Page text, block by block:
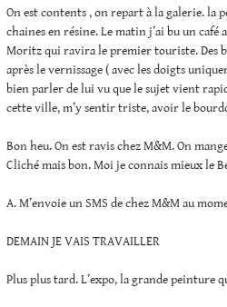
On est contents , on repart à la galerie. la
chaines en résine. Le matin j’ai bu un café
Moritz qui ravira le premier touriste. Des
après le vernissage ( avec les doigts
bien parler de lui vu que le sujet vient
cette ville, m’y sentir triste, avoir le
Bon heu. On est ravis chez M&M. On
Cliché mais bon. Moi je connais mieux le
A. M’envoie un SMS de chez M&M au
DEMAIN JE VAIS TRAVAILLER
Plus plus tard. L’expo, la grande peinture